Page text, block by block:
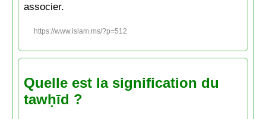
associer.
https://www.islam.ms/?p=512
Quelle est la signification du
tawḥīd ?